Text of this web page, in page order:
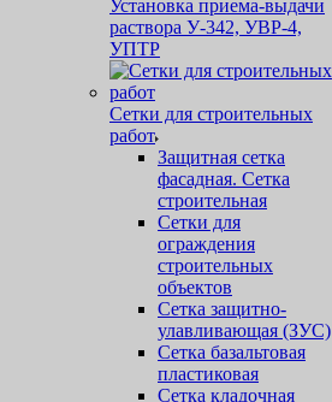
Установка приема-выдачи
раствора У-342, УВР-4,
УПТР
Сетки для строительных
работ
Защитная cетка
фасадная. Сетка
строительная
Сетки для
ограждения
строительных
объектов
Сетка защитно-
улавливающая (ЗУС)
Сетка базальтовая
пластиковая
Сетка кладочная